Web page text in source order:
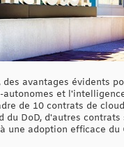
avantages évidents
et
de 10 contrats de
DoD, d'autres
adoption efficace du